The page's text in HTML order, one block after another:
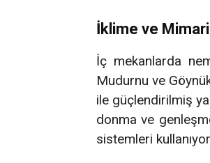
İklime ve
İç mekanlarda
Mudurnu ve
ile güçlendirilmiş
donma ve
sistemleri